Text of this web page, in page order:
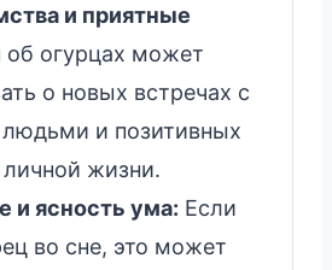
и приятные
об огурцах может
о новых встречах с
и позитивных
жизни.
и ясность ума: Если
во сне, это может